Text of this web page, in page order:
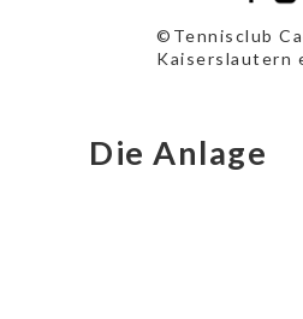
©Tennisclub
Kaiserslautern
Die Anlage